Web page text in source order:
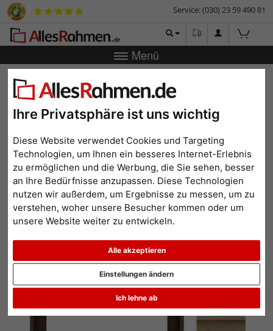
Ihre Privatsphäre ist uns wichtig
Diese Website verwendet Cookies und Targeting
Technologien, um Ihnen ein besseres Internet-Erlebnis
zu ermöglichen und die Werbung, die Sie sehen, besser
an Ihre Bedürfnisse anzupassen. Diese Technologien
nutzen wir außerdem, um Ergebnisse zu messen, um zu
verstehen, woher unsere Besucher kommen oder um
unsere Website weiter zu entwickeln.
Alle akzeptieren
Ich lehne ab
Einstellungen ändern
Service: (030) 23 59 490 81
Menü
Zurück
Schattenfugenrahmen TOUCHWOOD 40 Sonderzuschnitt
Schattenfugenrahmen
TOUCHWOOD 40
Sonderzuschnitt
Zurück